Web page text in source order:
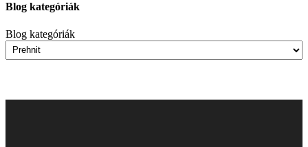
Blog kategóriák
Blog kategóriák